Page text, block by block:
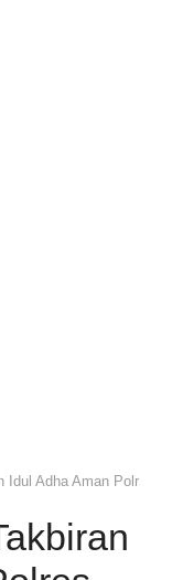
Idul Adha Aman Polres